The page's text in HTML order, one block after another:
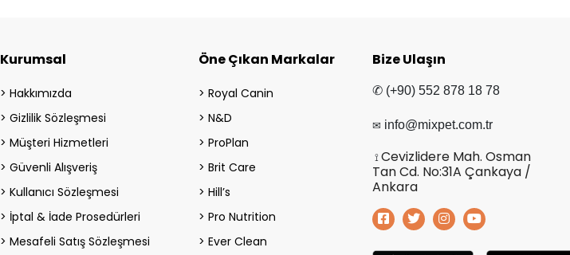
Kurumsal
Hakkımızda
Gizlilik Sözleşmesi
Müşteri Hizmetleri
Güvenli Alışveriş
Kullanıcı Sözleşmesi
İptal & İade Prosedürleri
Mesafeli Satış Sözleşmesi
Öne Çıkan Markalar
Royal Canin
N&D
ProPlan
Brit Care
Hill’s
Pro Nutrition
Ever Clean
Bize Ulaşın
✆ (+90) 552 878 18 78
✉ info@mixpet.com.tr
⟟Cevizlidere Mah. Osman
Tan Cd. No:31A Çankaya /
Ankara